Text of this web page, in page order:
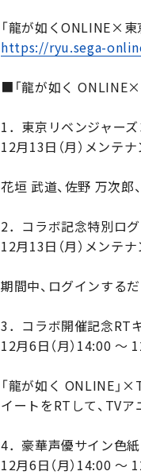
「龍が如くONLINE×
https://ryu.sega-
■「龍が如く ONLINE×
1．東京リベンジャー
12月13日（月）メンテ
花垣 武道、佐野 万次郎
2．コラボ記念特別ロ
12月13日（月）メンテ
期間中、ログインする
3．コラボ開催記念RT
12月6日（月）14:00 ～
「龍が如く ONLINE」
イートをRTして、TVア
4．豪華声優サイン色
12月6日（月）14:00 ～